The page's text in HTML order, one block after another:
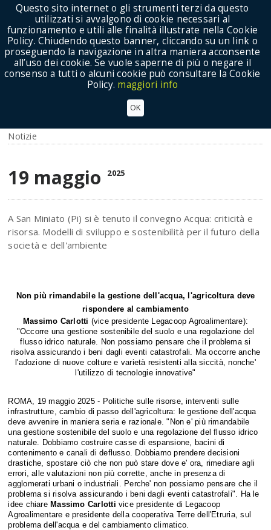
Show Menu
STRUTTURALI E DECISIONI DRASTICHE
Notizie
19 maggio 2025
A San Miniato (Pi) si è tenuto il convegno Acqua: criticità e
risorsa. Modelli di sviluppo e sostenibilità per il futuro della
società e dell'ambiente
Non più rimandabile la gestione dell'acqua, l'agricoltura deve
rispondere al cambiamento
Massimo Carlotti (vice presidente Legacoop Agroalimentare):
"Occorre una gestione sostenibile del suolo e una regolazione del
flusso idrico naturale. Non possiamo pensare che il problema si
risolva assicurando i beni dagli eventi catastrofali. Ma occorre anche
l'adozione di nuove colture e varietà resistenti alla siccità, nonche'
l'utilizzo di tecnologie innovative"
ROMA, 19 maggio 2025 - Politiche sulle risorse, interventi sulle
infrastrutture, cambio di passo dell'agricoltura: le gestione dell'acqua
deve avvenire in maniera seria e razionale. "Non e' più rimandabile
una gestione sostenibile del suolo e una regolazione del flusso idrico
naturale. Dobbiamo costruire casse di espansione, bacini di
contenimento e canali di deflusso. Dobbiamo prendere decisioni
drastiche, spostare ciò che non può stare dove e' ora, rimediare agli
errori, alle valutazioni non più corrette, anche in presenza di
agglomerati urbani o industriali. Perche' non possiamo pensare che il
problema si risolva assicurando i beni dagli eventi catastrofali". Ha le
idee chiareMassimo Carlotti vice presidente di Legacoop
Agroalimentare e presidente della cooperativa Terre dell'Etruria, sul
problema dell'acqua e del cambiamento climatico.
Questo sito internet o gli strumenti terzi da questo
utilizzati si avvalgono di cookie necessari al
funzionamento e utili alle finalità illustrate nella Cookie
Policy. Chiudendo questo banner, cliccando su un link o
proseguendo la navigazione in altra maniera acconsente
all’uso dei cookie. Se vuole saperne di più o negare il
consenso a tutti o alcuni cookie può consultare la Cookie
Policy. maggiori info
OK